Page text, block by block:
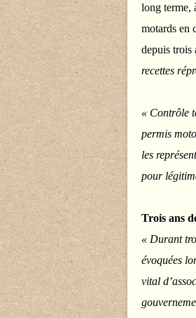
long terme,
motards en
depuis trois
recettes
« Contrôle
permis
les
pour
Trois ans
« Durant
évoquées
vital